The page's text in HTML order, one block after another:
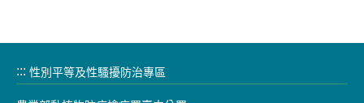
::: 性別平等及性騷擾防治專區